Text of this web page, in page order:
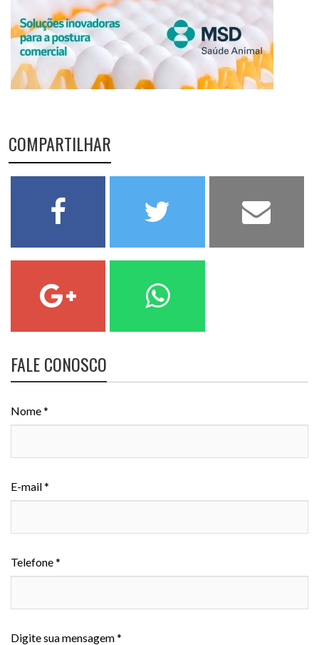
COMPARTILHAR
FALE CONOSCO
Nome *
E-mail *
Telefone *
Digite sua mensagem *